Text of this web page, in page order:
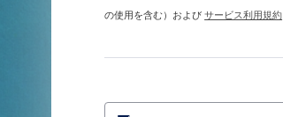
の使用を含む）およびサービス利用規約